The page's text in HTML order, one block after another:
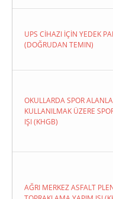
UPS CİHAZI İÇİN YEDEK
(DOĞRUDAN TEMIN)
OKULLARDA SPOR
KULLANILMAK ÜZERE
IŞI (KHGB)
AĞRI MERKEZ ASFALT